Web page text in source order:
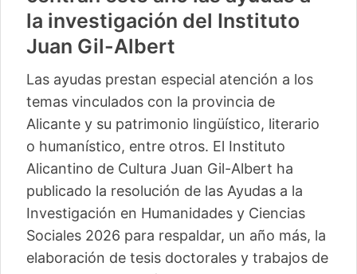
la investigación del Instituto
Juan Gil-Albert
Las ayudas prestan especial atención a los
temas vinculados con la provincia de
Alicante y su patrimonio lingüístico, literario
o humanístico, entre otros. El Instituto
Alicantino de Cultura Juan Gil-Albert ha
publicado la resolución de las Ayudas a la
Investigación en Humanidades y Ciencias
Sociales 2026 para respaldar, un año más, la
elaboración de tesis doctorales y trabajos de